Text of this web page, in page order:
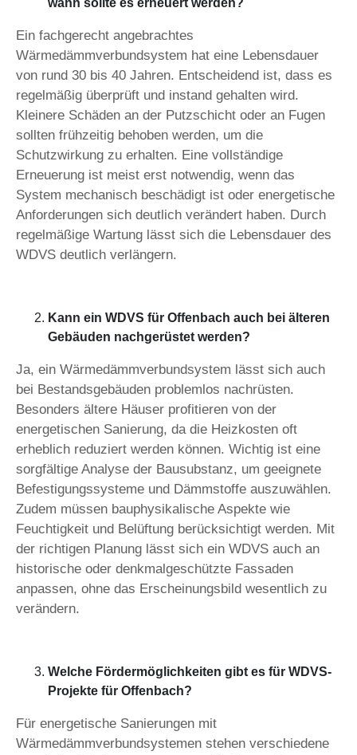
wann sollte es erneuert werden?
Ein fachgerecht angebrachtes
Wärmedämmverbundsystem hat eine Lebensdauer
von rund 30 bis 40 Jahren. Entscheidend ist, dass es
regelmäßig überprüft und instand gehalten wird.
Kleinere Schäden an der Putzschicht oder an Fugen
sollten frühzeitig behoben werden, um die
Schutzwirkung zu erhalten. Eine vollständige
Erneuerung ist meist erst notwendig, wenn das
System mechanisch beschädigt ist oder energetische
Anforderungen sich deutlich verändert haben. Durch
regelmäßige Wartung lässt sich die Lebensdauer des
WDVS deutlich verlängern.
Kann ein WDVS für Offenbach auch bei älteren
Gebäuden nachgerüstet werden?
Ja, ein Wärmedämmverbundsystem lässt sich auch
bei Bestandsgebäuden problemlos nachrüsten.
Besonders ältere Häuser profitieren von der
energetischen Sanierung, da die Heizkosten oft
erheblich reduziert werden können. Wichtig ist eine
sorgfältige Analyse der Bausubstanz, um geeignete
Befestigungssysteme und Dämmstoffe auszuwählen.
Zudem müssen bauphysikalische Aspekte wie
Feuchtigkeit und Belüftung berücksichtigt werden. Mit
der richtigen Planung lässt sich ein WDVS auch an
historische oder denkmalgeschützte Fassaden
anpassen, ohne das Erscheinungsbild wesentlich zu
verändern.
Welche Fördermöglichkeiten gibt es für WDVS-
Projekte für Offenbach?
Für energetische Sanierungen mit
Wärmedämmverbundsystemen stehen verschiedene